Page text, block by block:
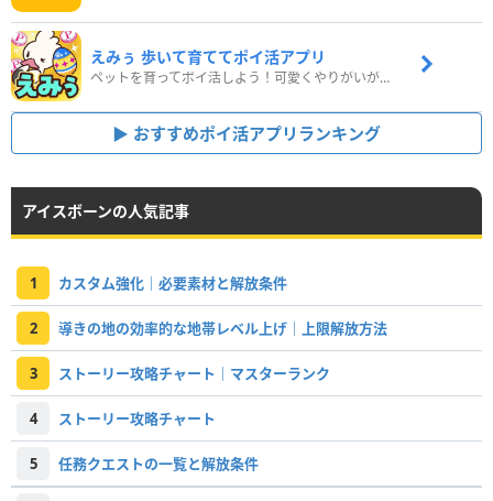
えみぅ 歩いて育ててポイ活アプリ
ペットを育ってポイ活しよう！可愛くやりがいがある新感覚アプリ
おすすめポイ活アプリランキング
アイスボーンの人気記事
1 カスタム強化｜必要素材と解放条件
2 導きの地の効率的な地帯レベル上げ｜上限解放方法
3 ストーリー攻略チャート｜マスターランク
4 ストーリー攻略チャート
5 任務クエストの一覧と解放条件